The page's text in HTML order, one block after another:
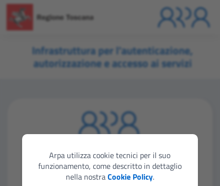
Infrastruttura per l'autenticazione,
autorizzazione e accesso ai servizi
vuoi utilizzare per accedere
Arpa utilizza cookie tecnici per il suo
funzionamento, come descritto in dettaglio
nella nostraCookie Policy.